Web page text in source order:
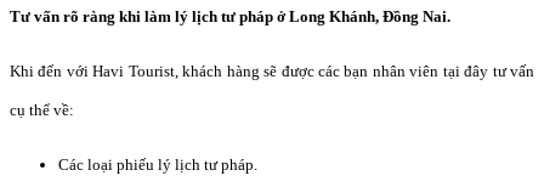
Tư vấn rõ ràng khi làm lý lịch tư pháp ở Long Khánh, Đồng Nai.
Khi đến với Havi Tourist, khách hàng sẽ được các bạn nhân viên tại đây tư vấn
cụ thể về:
Các loại phiếu lý lịch tư pháp.